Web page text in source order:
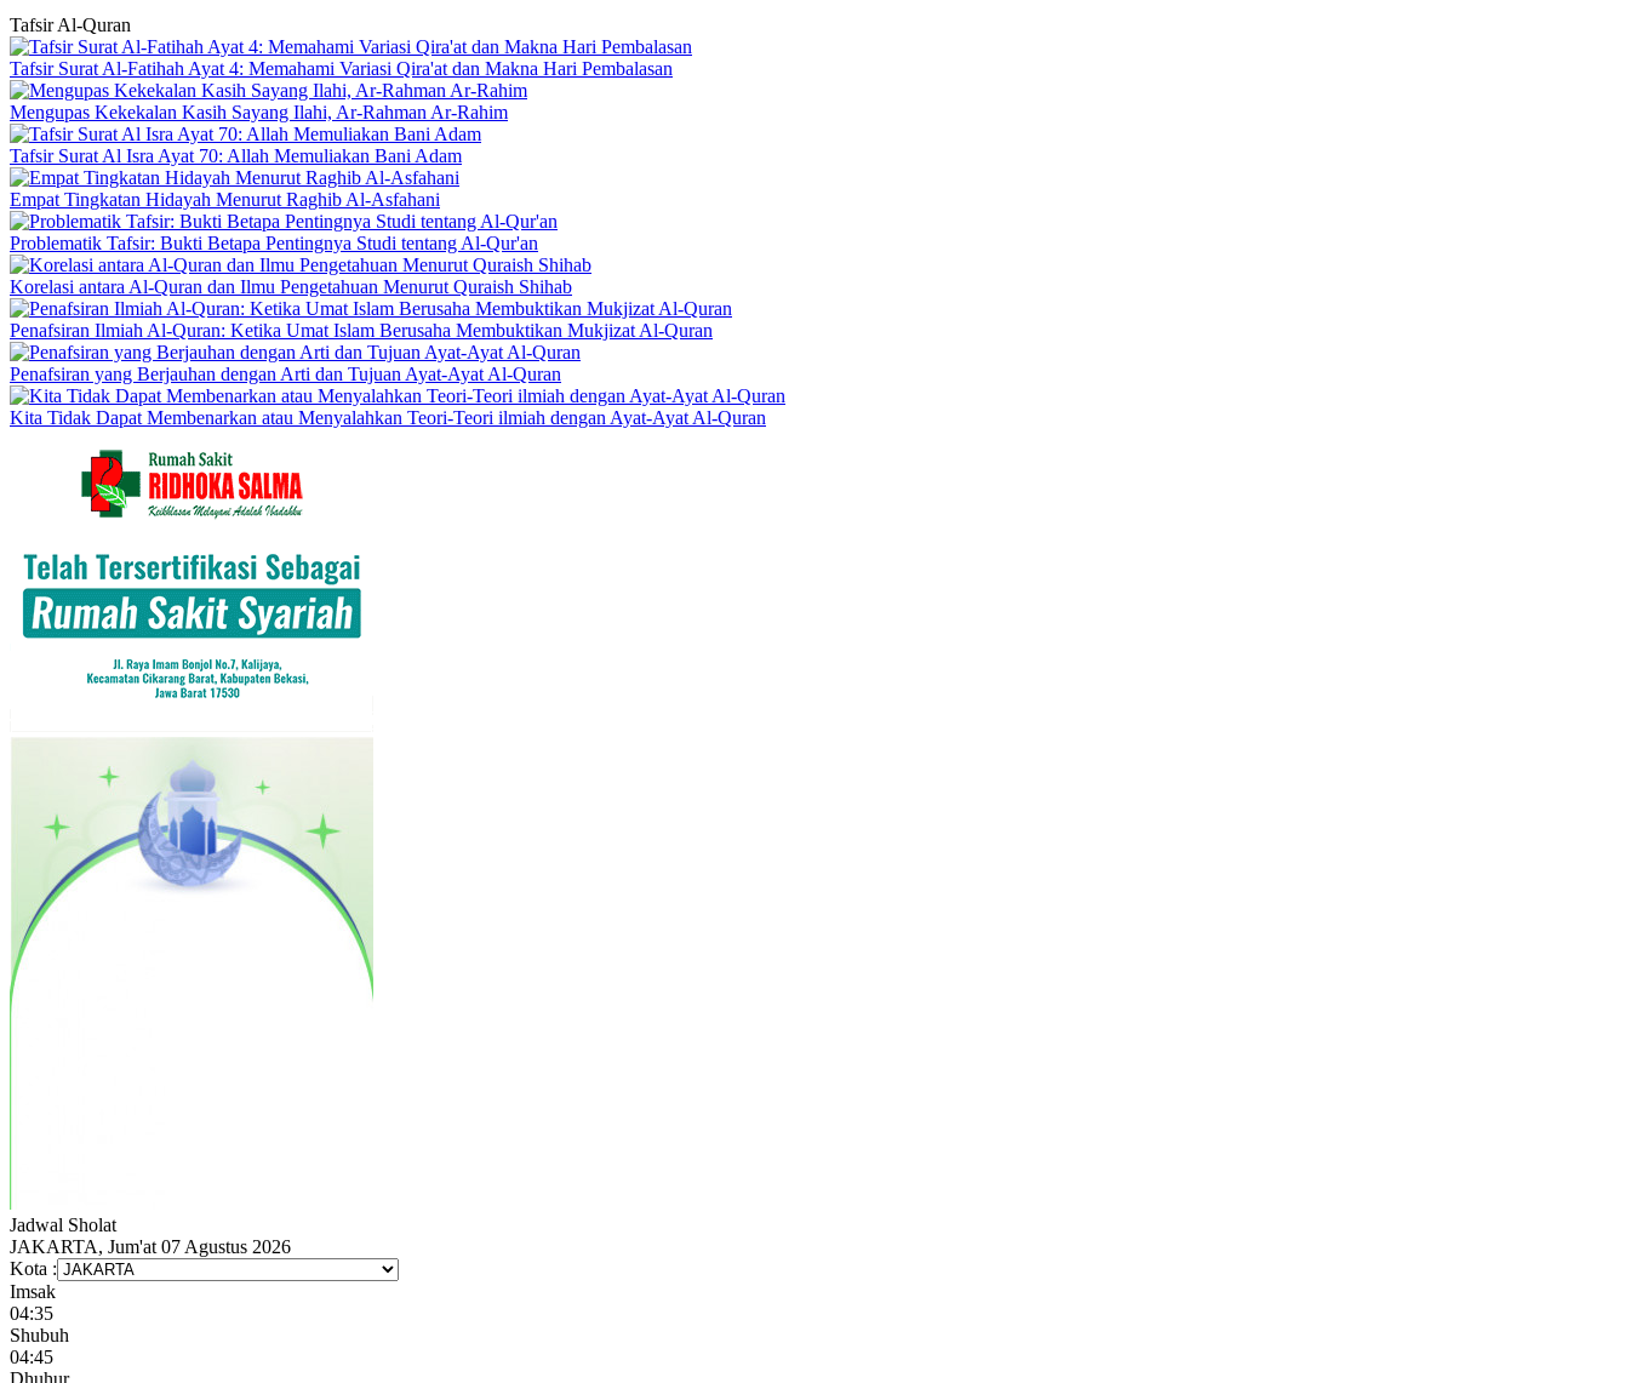
TafsirAl-Quran
Tafsir Surat Al-Fatihah Ayat 4: Memahami Variasi Qira'at dan Makna Hari Pembalasan
Mengupas Kekekalan Kasih Sayang Ilahi, Ar-Rahman Ar-Rahim
Tafsir Surat Al Isra Ayat 70: Allah Memuliakan Bani Adam
Empat Tingkatan Hidayah Menurut Raghib Al-Asfahani
Problematik Tafsir: Bukti Betapa Pentingnya Studi tentang Al-Qur'an
Korelasi antara Al-Quran dan Ilmu Pengetahuan Menurut Quraish Shihab
Penafsiran Ilmiah Al-Quran: Ketika Umat Islam Berusaha Membuktikan Mukjizat Al-Quran
Penafsiran yang Berjauhan dengan Arti dan Tujuan Ayat-Ayat Al-Quran
Kita Tidak Dapat Membenarkan atau Menyalahkan Teori-Teori ilmiah dengan Ayat-Ayat Al-Quran
Jadwal Sholat
JAKARTA, Jum'at 07 Agustus 2026
Kota :
Imsak
04:35
Shubuh
04:45
Dhuhur